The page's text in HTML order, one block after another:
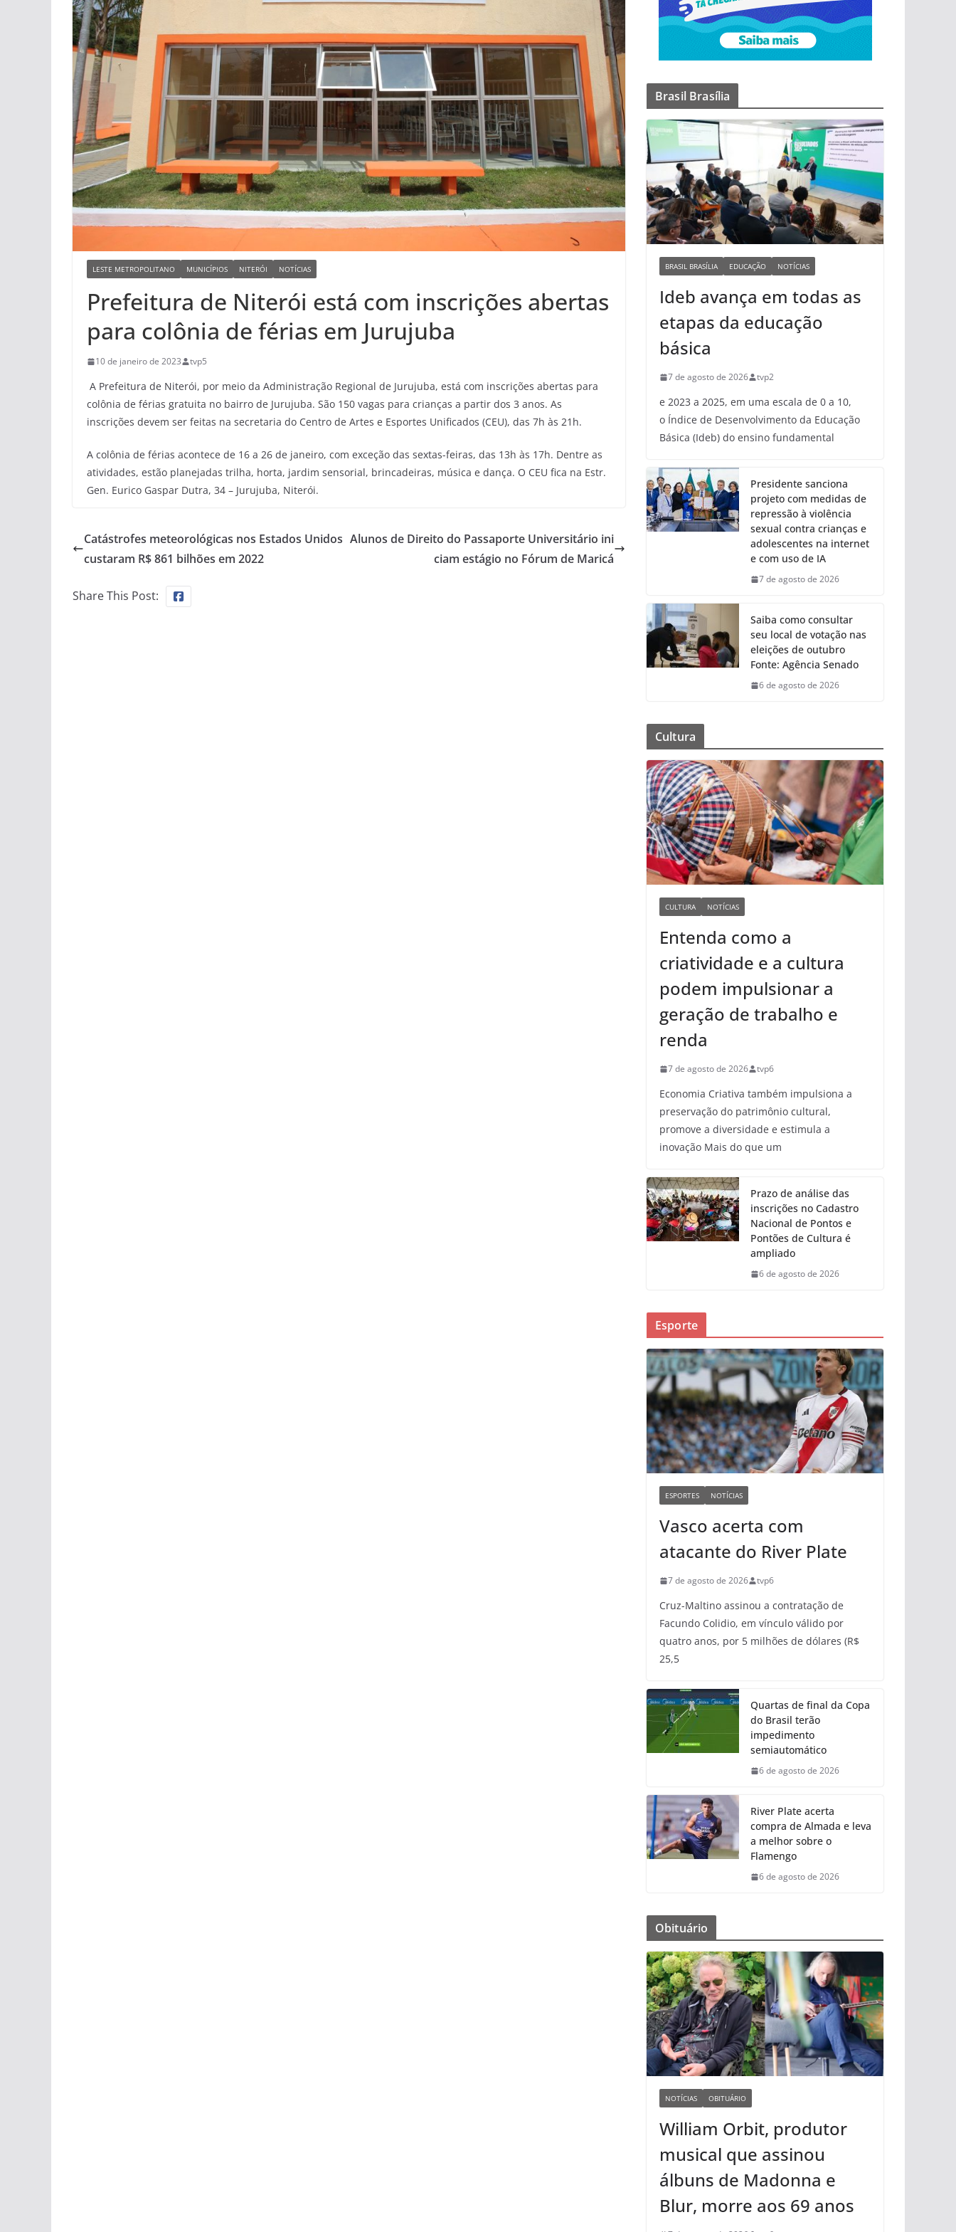
LESTE METROPOLITANO MUNICÍPIOS NITERÓI NOTÍCIAS
Prefeitura de Niterói está com inscrições abertas
para colônia de férias em Jurujuba
10 de janeiro de 2023 tvp5
A Prefeitura de Niterói, por meio da Administração Regional de Jurujuba, está com inscrições abertas para
colônia de férias gratuita no bairro de Jurujuba. São 150 vagas para crianças a partir dos 3 anos. As
inscrições devem ser feitas na secretaria do Centro de Artes e Esportes Unificados (CEU), das 7h às 21h.
A colônia de férias acontece de 16 a 26 de janeiro, com exceção das sextas-feiras, das 13h às 17h. Dentre as
atividades, estão planejadas trilha, horta, jardim sensorial, brincadeiras, música e dança. O CEU fica na Estr.
Gen. Eurico Gaspar Dutra, 34 – Jurujuba, Niterói.
Catástrofes meteorológicas nos Estados Unidos
custaram R$ 861 bilhões em 2022
Alunos de Direito do Passaporte Universitário ini
ciam estágio no Fórum de Maricá
Share This Post:
Brasil Brasília
BRASIL BRASÍLIA EDUCAÇÃO NOTÍCIAS
Ideb avança em todas as
etapas da educação
básica
7 de agosto de 2026 tvp2
e 2023 a 2025, em uma escala de 0 a 10,
o Índice de Desenvolvimento da Educação
Básica (Ideb) do ensino fundamental
Presidente sanciona
projeto com medidas de
repressão à violência
sexual contra crianças e
adolescentes na internet
e com uso de IA
7 de agosto de 2026
Saiba como consultar
seu local de votação nas
eleições de outubro
Fonte: Agência Senado
6 de agosto de 2026
Cultura
CULTURA NOTÍCIAS
Entenda como a
criatividade e a cultura
podem impulsionar a
geração de trabalho e
renda
7 de agosto de 2026 tvp6
Economia Criativa também impulsiona a
preservação do patrimônio cultural,
promove a diversidade e estimula a
inovação Mais do que um
Prazo de análise das
inscrições no Cadastro
Nacional de Pontos e
Pontões de Cultura é
ampliado
6 de agosto de 2026
Esporte
ESPORTES NOTÍCIAS
Vasco acerta com
atacante do River Plate
7 de agosto de 2026 tvp6
Cruz-Maltino assinou a contratação de
Facundo Colidio, em vínculo válido por
quatro anos, por 5 milhões de dólares (R$
25,5
Quartas de final da Copa
do Brasil terão
impedimento
semiautomático
6 de agosto de 2026
River Plate acerta
compra de Almada e leva
a melhor sobre o
Flamengo
6 de agosto de 2026
Obituário
NOTÍCIAS OBITUÁRIO
William Orbit, produtor
musical que assinou
álbuns de Madonna e
Blur, morre aos 69 anos